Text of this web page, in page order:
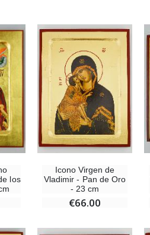
los
Icono Virgen de
Vladimir - Pan de Oro
- 23 cm
€66.00
€15.00 €13.50